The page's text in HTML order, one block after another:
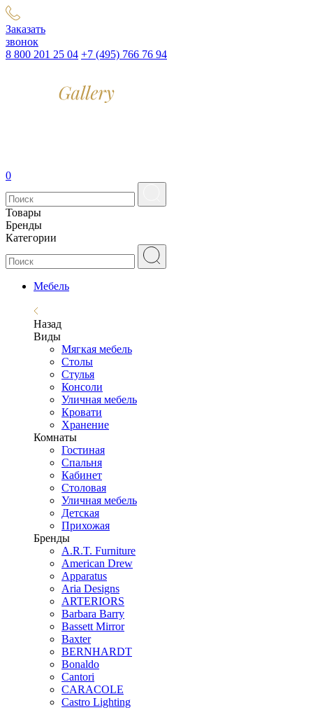
Заказать
звонок
8 800 201 25 04 +7 (495) 766 76 94
0
Товары
Бренды
Категории
Мебель
Назад
Виды
Мягкая мебель
Столы
Стулья
Консоли
Уличная мебель
Кровати
Хранение
Комнаты
Гостиная
Спальня
Кабинет
Столовая
Уличная мебель
Детская
Прихожая
Бренды
A.R.T. Furniture
American Drew
Apparatus
Aria Designs
ARTERIORS
Barbara Barry
Bassett Mirror
Baxter
BERNHARDT
Bonaldo
Cantori
CARACOLE
Castro Lighting